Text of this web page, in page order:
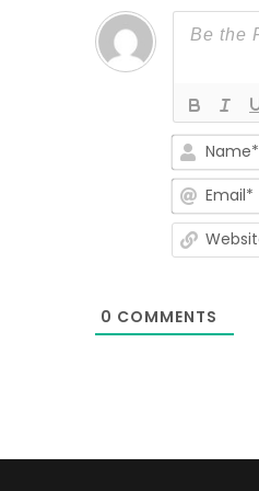
0 COMMENTS